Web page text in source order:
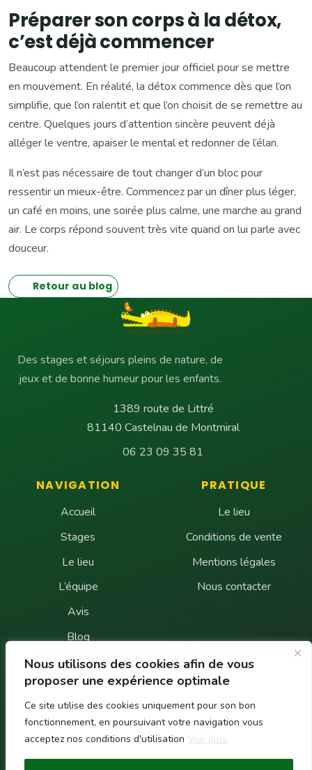
Nous utilisons des cookies afin de vous
proposer une expérience optimale
Ce site utilise des cookies uniquement pour son bon
fonctionnement, en poursuivant votre navigation vous
acceptez nos conditions d'utilisation Voir plus
Préparer son corps à la détox,
c’est déjà commencer
Beaucoup attendent le premier jour officiel pour se mettre
en mouvement. En réalité, la détox commence dès que l’on
simplifie, que l’on ralentit et que l’on choisit de se remettre au
centre. Quelques jours d’attention sincère peuvent déjà
alléger le ventre, apaiser le mental et redonner de l’élan.
Il n’est pas nécessaire de tout changer d’un bloc pour
ressentir un mieux-être. Commencez par un dîner plus léger,
un café en moins, une soirée plus calme, une marche au grand
air. Le corps répond souvent très vite quand on lui parle avec
douceur.
Retour au blog
Des stages et séjours pleins de nature, de
jeux et de bonne humeur pour les enfants.
1389 route de Littré
81140 Castelnau de Montmiral
06 23 09 35 81
NAVIGATION
Accueil
Stages
Le lieu
L’équipe
Avis
Blog
FAQ
Contact
PRATIQUE
Le lieu
Conditions de vente
Mentions légales
Nous contacter
UNE QUESTION ?
Écrivez-nous